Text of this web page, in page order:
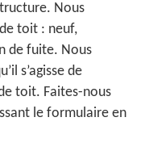
Nous
toit : neuf,
de fuite. Nous
s’agisse de
toit. Faites-nous
le formulaire en